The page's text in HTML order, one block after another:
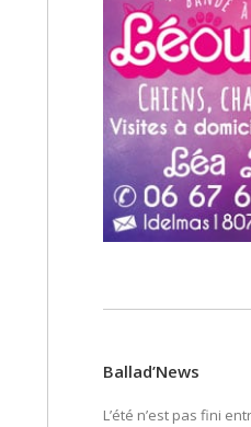
Ballad’News
L’été n’est pas fini